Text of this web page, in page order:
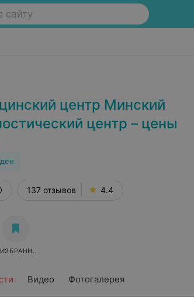
сайту
центр Минский
центр – цены
Видео Фотогалерея
137 отзывов 4.4